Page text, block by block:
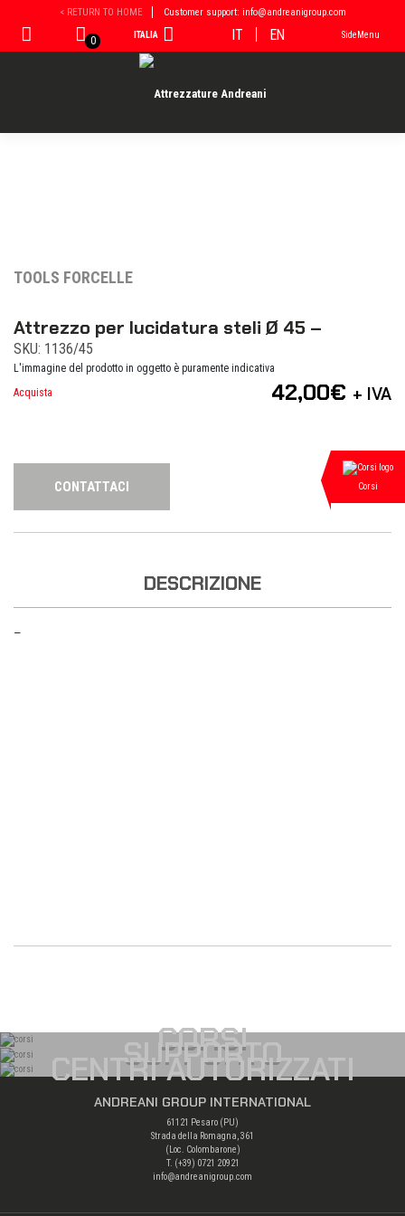
contenuto
< RETURN TO HOME Customer support: info@andreanigroup.com
0 ITALIA IT EN SideMenu
TOOLS FORCELLE
Attrezzo per lucidatura steli Ø 45 –
SKU: 1136/45
L'immagine del prodotto in oggetto è puramente indicativa
Acquista
42,00€ + IVA
CONTATTACI
DESCRIZIONE
—
CORSI
SUPPORTO
CENTRI AUTORIZZATI
ANDREANI GROUP INTERNATIONAL
61121 Pesaro (PU)
Strada della Romagna, 361
(Loc. Colombarone)
T. (+39) 0721 20921
info@andreanigroup.com
Corsi